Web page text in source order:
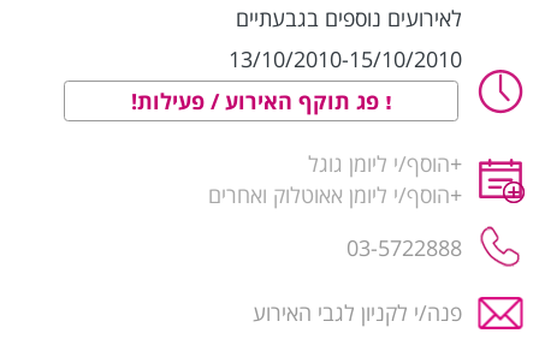
לאירועים נוספים בגבעתיים
13/10/2010-15/10/2010
פג תוקף האירוע / פעילות!
+הוסף/י ליומן גוגל
+הוסף/י ליומן אאוטלוק ואחרים
03-5722888
פנה/י לקניון לגבי האירוע